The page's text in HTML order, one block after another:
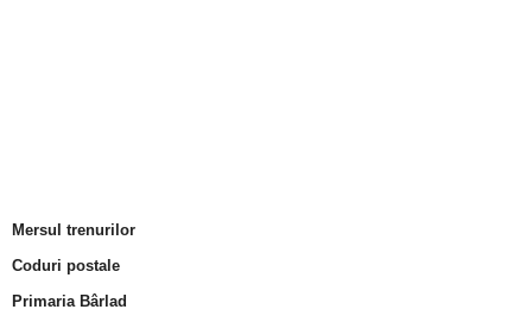
Mersul trenurilor
Coduri postale
Primaria Bârlad